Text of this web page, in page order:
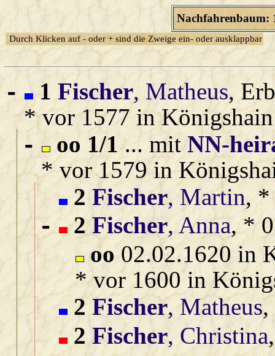
Nachfahrenbaum:
Durch Klicken auf - oder + sind die Zweige ein- oder ausklappbar
- 1 Fischer, Matheus,
* vor 1577 in Königshain
- oo 1/1... mit
* vor 1579 in
2 Fischer, Martin, *
- 2 Fischer, Anna, *
oo02.02.1620 in
* vor 1600 in
2 Fischer, Matheus
2 Fischer, Christina